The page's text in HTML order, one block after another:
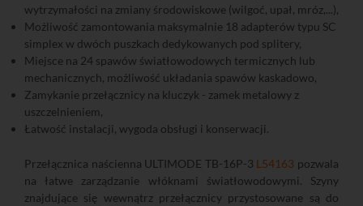
wytrzymałości na zmiany środowiskowe (wilgoć, upał, mróz,...),
Możliwość zamontowania maksymalnie 18 adapterów typu SC
simplex w dwóch puszkach dedykowanych pod splitery,
Miejsce na 24 spawów światłowodowych termicznych lub
mechanicznych, możliwość układania spawów kaskadowo,
Zamykanie przełącznicy na kluczyk - zamek metalowy z
uszczelnieniem,
Łatwość instalacji, wygoda obsługi i konserwacji.
Przełącznica naścienna ULTIMODE TB-16P-3 L54163 pozwala
na łatwe zarządzanie włóknami światłowodowymi. Szyny
znajdujące się wewnątrz przełącznicy przystosowane są do